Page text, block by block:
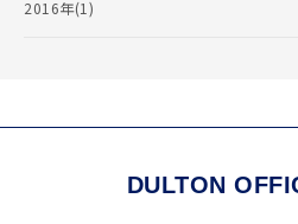
2016年(1)
DULTON